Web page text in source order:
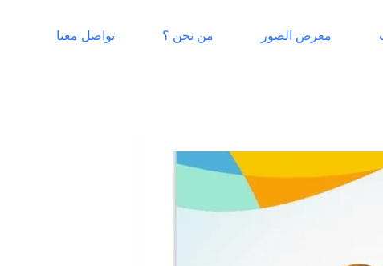
معرض الصور من نحن ؟ تواصل معنا